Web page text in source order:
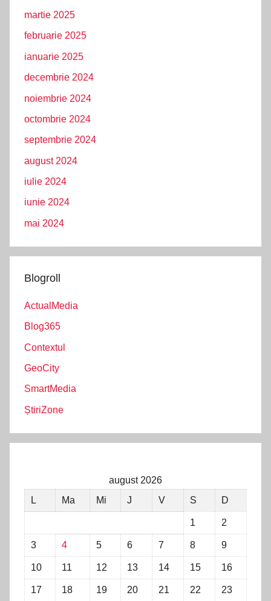
martie 2025
februarie 2025
ianuarie 2025
decembrie 2024
noiembrie 2024
octombrie 2024
septembrie 2024
august 2024
iulie 2024
iunie 2024
mai 2024
Blogroll
ActualMedia
Blog365
Contextul
GeoCity
SmartMedia
ȘtiriZone
august 2026
L
Ma Mi J V S D
1 2
3 4 5 6 7 8 9
10 11 12 13 14 15 16
17 18 19 20 21 22 23